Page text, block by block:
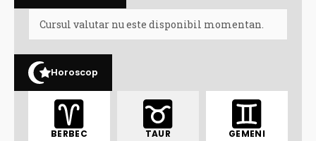
Cursul valutar nu este disponibil momentan.
Horoscop
BERBEC TAUR GEMENI